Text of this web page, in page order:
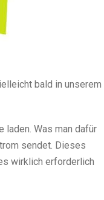
bald in unserem
Was man dafür
sendet. Dieses
wirklich erforderlich